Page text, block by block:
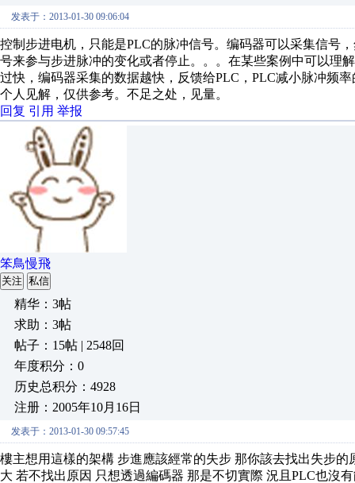
发表于：2013-01-30 09:06:04
控制步进电机，只能是PLC的脉冲信号。编码器可以采集信号
号来参与步进脉冲的变化或者停止。。。在某些案例中可以
过快，编码器采集的数据越快，反馈给PLC，PLC减小脉冲频
个人见解，仅供参考。不足之处，见量。
回复 引用 举报
笨鳥慢飛
关注 私信
精华：3帖
求助：3帖
帖子：15帖 | 2548回
年度积分：0
历史总积分：4928
注册：2005年10月16日
发表于：2013-01-30 09:57:45
樓主想用這樣的架構 步進應該經常的失步 那你該去找出失步
大 若不找出原因 只想透過編碼器 那是不切實際 況且PLC也